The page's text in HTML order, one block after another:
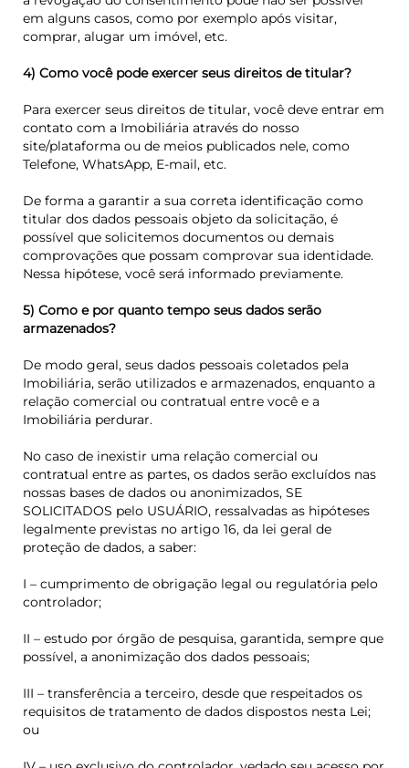
em alguns casos, como por exemplo após visitar,
comprar, alugar um imóvel, etc.
4) Como você pode exercer seus direitos de titular?
Para exercer seus direitos de titular, você deve entrar em
contato com a Imobiliária através do nosso
site/plataforma ou de meios publicados nele, como
Telefone, WhatsApp, E-mail, etc.
De forma a garantir a sua correta identificação como
titular dos dados pessoais objeto da solicitação, é
possível que solicitemos documentos ou demais
comprovações que possam comprovar sua identidade.
Nessa hipótese, você será informado previamente.
5) Como e por quanto tempo seus dados serão
armazenados?
De modo geral, seus dados pessoais coletados pela
Imobiliária, serão utilizados e armazenados, enquanto a
relação comercial ou contratual entre você e a
Imobiliária perdurar.
No caso de inexistir uma relação comercial ou
contratual entre as partes, os dados serão excluídos nas
nossas bases de dados ou anonimizados, SE
SOLICITADOS pelo USUÁRIO, ressalvadas as hipóteses
legalmente previstas no artigo 16, da lei geral de
proteção de dados, a saber:
I – cumprimento de obrigação legal ou regulatória pelo
controlador;
II – estudo por órgão de pesquisa, garantida, sempre que
possível, a anonimização dos dados pessoais;
III – transferência a terceiro, desde que respeitados os
requisitos de tratamento de dados dispostos nesta Lei;
ou